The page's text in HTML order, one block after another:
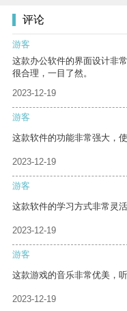
评论
游客
这款办公软件的界面设计非
很合理，一目了然。
2023-12-19
游客
这款软件的功能非常强大，
2023-12-19
游客
这款软件的学习方式非常灵
2023-12-19
游客
这款游戏的音乐非常优美，
2023-12-19